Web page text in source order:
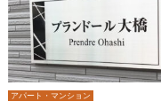
アパート・マンション